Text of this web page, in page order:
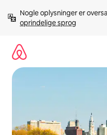
videre
Nogle oplysninger er
oprindelige sprog